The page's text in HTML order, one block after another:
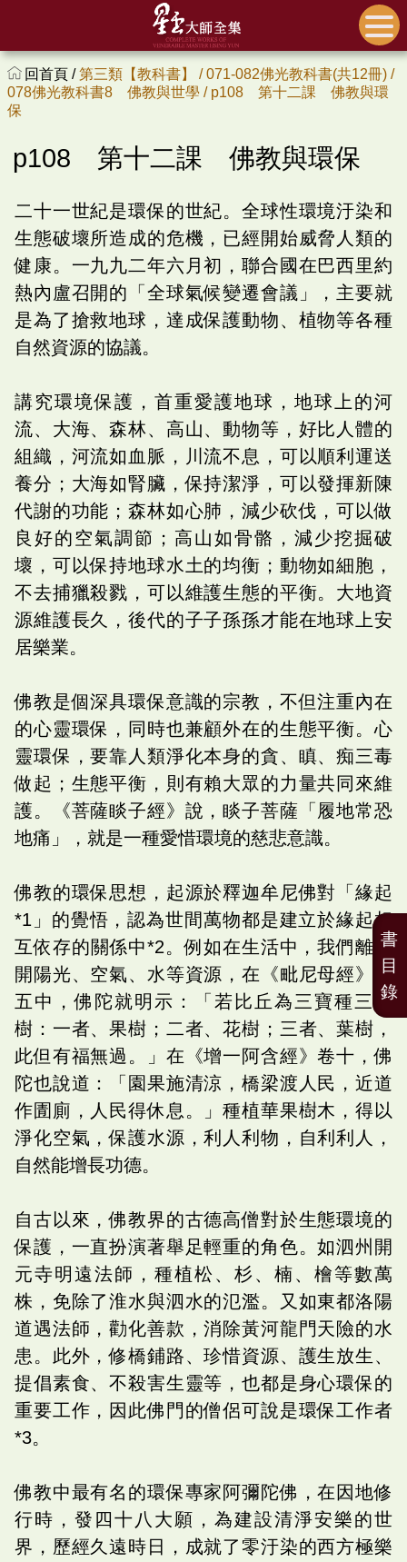
回首頁 /第三類【教科書】 /071-082佛光教科書(共12冊) /
078佛光教科書8 佛教與世學 / p108 第十二課 佛教與環
保
p108 第十二課 佛教與環保
二十一世紀是環保的世紀。全球性環境汙染和
生態破壞所造成的危機，已經開始威脅人類的
健康。一九九二年六月初，聯合國在巴西里約
熱內盧召開的「全球氣候變遷會議」，主要就
是為了搶救地球，達成保護動物、植物等各種
自然資源的協議。
講究環境保護，首重愛護地球，地球上的河
流、大海、森林、高山、動物等，好比人體的
組織，河流如血脈，川流不息，可以順利運送
養分；大海如腎臟，保持潔淨，可以發揮新陳
代謝的功能；森林如心肺，減少砍伐，可以做
良好的空氣調節；高山如骨骼，減少挖掘破
壞，可以保持地球水土的均衡；動物如細胞，
不去捕獵殺戮，可以維護生態的平衡。大地資
源維護長久，後代的子子孫孫才能在地球上安
居樂業。
佛教是個深具環保意識的宗教，不但注重內在
的心靈環保，同時也兼顧外在的生態平衡。心
靈環保，要靠人類淨化本身的貪、瞋、痴三毒
做起；生態平衡，則有賴大眾的力量共同來維
護。《菩薩睒子經》說，睒子菩薩「履地常恐
地痛」，就是一種愛惜環境的慈悲意識。
佛教的環保思想，起源於釋迦牟尼佛對「緣起
*1」的覺悟，認為世間萬物都是建立於緣起相
互依存的關係中*2。例如在生活中，我們離不
開陽光、空氣、水等資源，在《毗尼母經》卷
五中，佛陀就明示：「若比丘為三寶種三種
樹：一者、果樹；二者、花樹；三者、葉樹，
此但有福無過。」在《增一阿含經》卷十，佛
陀也說道：「園果施清涼，橋梁渡人民，近道
作圊廁，人民得休息。」種植華果樹木，得以
淨化空氣，保護水源，利人利物，自利利人，
自然能增長功德。
自古以來，佛教界的古德高僧對於生態環境的
保護，一直扮演著舉足輕重的角色。如泗州開
元寺明遠法師，種植松、杉、楠、檜等數萬
株，免除了淮水與泗水的氾濫。又如東都洛陽
道遇法師，勸化善款，消除黃河龍門天險的水
患。此外，修橋鋪路、珍惜資源、護生放生、
提倡素食、不殺害生靈等，也都是身心環保的
重要工作，因此佛門的僧侶可說是環保工作者
*3。
佛教中最有名的環保專家阿彌陀佛，在因地修
行時，發四十八大願，為建設清淨安樂的世
界，歷經久遠時日，成就了零汙染的西方極樂
書
目
錄